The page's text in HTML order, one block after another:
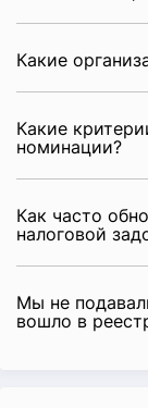
Какие
Какие
номинации?
Как часто
налоговой
Мы не
вошло в